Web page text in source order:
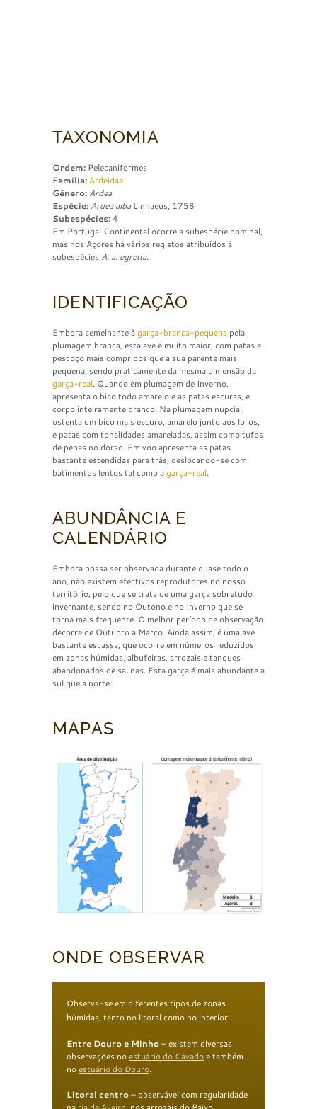
TAXONOMIA
Ordem: Pelecaniformes
Família: Ardeidae
Género: Ardea
Espécie: Ardea albaLinnaeus, 1758
Subespécies:4
Em Portugal Continental ocorre a subespécie nominal,
mas nos Açores há vários registos atribuídos à
subespécies A. a. egretta.
IDENTIFICAÇÃO
Embora semelhante àgarça-branca-pequena pela
plumagem branca, esta ave é muito maior, com patas e
pescoço mais compridos que a sua parente mais
pequena, sendo praticamente da mesma dimensão da
garça-real. Quando em plumagem de Inverno,
apresenta o bico todo amarelo e as patas escuras, e
corpo inteiramente branco. Na plumagem nupcial,
ostenta um bico mais escuro, amarelo junto aos loros,
e patas com tonalidades amareladas, assim como tufos
de penas no dorso. Em voo apresenta as patas
bastante estendidas para trás, deslocando-se com
batimentos lentos tal como agarça-real.
ABUNDÂNCIA E
CALENDÁRIO
Embora possa ser observada durante quase todo o
ano, não existem efectivos reprodutores no nosso
território, pelo que se trata de uma garça sobretudo
invernante, sendo no Outono e no Inverno que se
torna mais frequente. O melhor período de observação
decorre de Outubro a Março. Ainda assim, é uma ave
bastante escassa, que ocorre em números reduzidos
em zonas húmidas, albufeiras, arrozais e tanques
abandonados de salinas. Esta garça é mais abundante a
sul que a norte.
MAPAS
ONDE OBSERVAR
Observa-se em diferentes tipos de zonas
húmidas, tanto no litoral como no interior.
Entre Douro e Minho– existem diversas
observações noestuário do Cávadoe também
noestuário do Douro.
Litoral centro– observável com regularidade